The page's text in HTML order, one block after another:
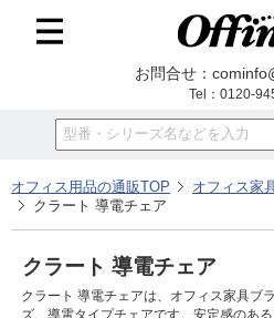
お問合せ：
Tel：0120-
オフィス用品の通販TOP オフィス家
クラート 導電チェア
クラート 導電チェア
クラート 導電チェアは、オフィス家具ブ
ズ、導電タイプチェアです。安定感のあ